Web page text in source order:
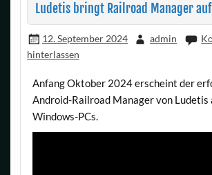
Ludetis bringt Railroad Manager auf
12. September 2024 admin
hinterlassen
Anfang Oktober 2024 erscheint der
Android-Railroad Manager von Ludetis
Windows-PCs.